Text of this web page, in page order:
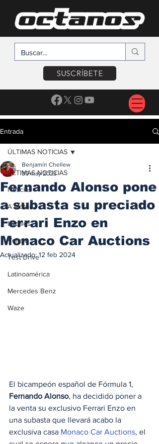
SUSCRÍBETE
Entrada
ÚLTIMAS NOTICIAS
Noticias
A Motor
Locales
Voltaje
Test Drive
Latinoamérica
Mercedes Benz
Waze
ÚLTIMAS NOTICIAS
Fernando Alonso pone
a subasta su preciado
Ferrari Enzo en
Monaco Car Auctions
Benjamín Chellew
30 may 2023
Actualizado:12 feb 2024
El bicampeón español de Fórmula 1,
Fernando Alonso, ha decidido poner a
la venta su exclusivo Ferrari Enzo en
una subasta que llevará acabo la
exclusiva casa Monaco Car Auctions, el